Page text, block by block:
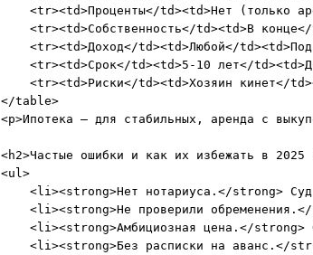
<tr><td>Проценты</td><td>Нет (только
<tr><td>Собственность</td><td>В
<tr><td>Доход</td><td>Любой</
<tr><td>Срок</td><td>5-10 лет</
<tr><td>Риски</td><td>Хозяин кинет</
</table>
<p>Ипотека – для стабильных, аренда с
<h2>Частые ошибки и как их избежать в 2025
<ul>
<li><strong>Нет нотариуса.</strong>
<li><strong>Не проверили
<li><strong>Амбициозная цена.</
<li><strong>Без расписки на аванс.</